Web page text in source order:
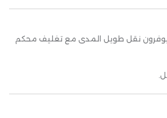
يوفرون نقل طويل المدى مع تغليف محكم